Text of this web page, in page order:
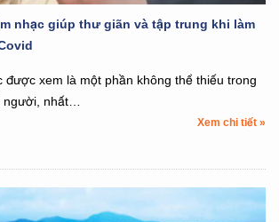
nhạc giúp thư giãn và tập trung khi làm
xem là một phần không thể thiếu trong
người, nhất…
Xem chi tiết »